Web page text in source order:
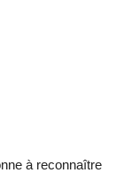
à reconnaître